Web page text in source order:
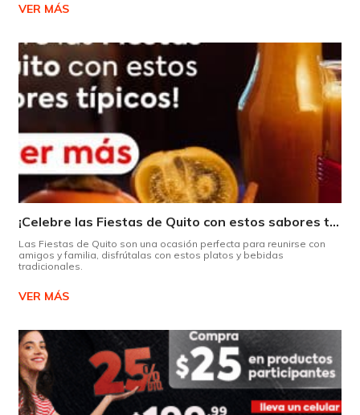
VER MÁS
¡Celebre las Fiestas de Quito con estos sabores típicos!
Las Fiestas de Quito son una ocasión perfecta para reunirse con
amigos y familia, disfrútalas con estos platos y bebidas
tradicionales.
VER MÁS